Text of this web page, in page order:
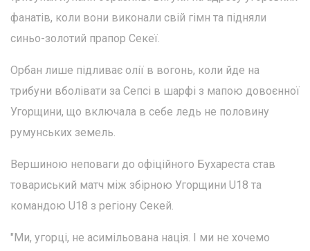
фанатів, коли вони виконали свій гімн та підняли
синьо-золотий прапор Секеї.
Орбан лише підливає олії в вогонь, коли йде на
трибуни вболівати за Сепсі в шарфі з мапою довоєнної
Угорщини, що включала в себе ледь не половину
румунських земель.
Вершиною неповаги до офіційного Бухареста став
товариський матч між збірною Угорщини U18 та
командою U18 з регіону Секей.
"Ми, угорці, не асимільована нація. І ми не хочемо